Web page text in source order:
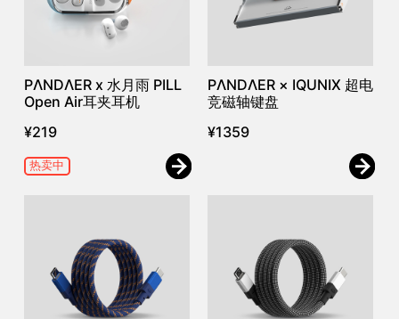
PΛNDΛER x 水月雨 PILL
Open Air耳夹耳机
¥219
热卖中
PΛNDΛER × IQUNIX 超电
竞磁轴键盘
¥1359